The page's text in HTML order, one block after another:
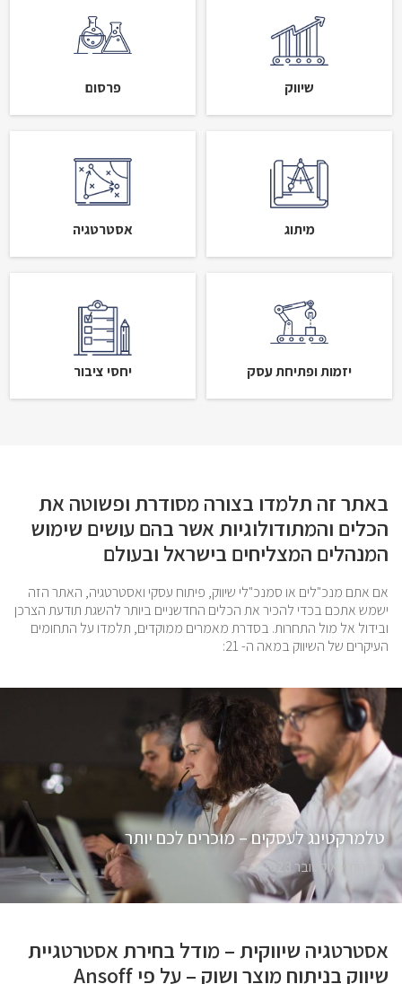
פרסום שיווק
אסטרטגיה מיתוג
יחסי ציבור יזמות ופתיחת עסק
באתר זה תלמדו בצורה מסודרת ופשוטה את
הכלים והמתודולוגיות אשר בהם עושים שימוש
המנהלים המצליחים בישראל ובעולם
אם אתם מנכ"לים או סמנכ"לי שיווק, פיתוח עסקי ואסטרטגיה, האתר הזה
ישמש אתכם בכדי להכיר את הכלים החדשניים ביותר להשגת תודעת הצרכן
ובידול אל מול התחרות. בסדרת מאמרים ממוקדים, תלמדו על התחומים
העיקרים של השיווק במאה ה- 21:
טלמרקטינג לעסקים – מוכרים לכם יותר
מכירות / אוקטובר 2023
אסטרטגיה שיווקית – מודל בחירת אסטרטגיית
שיווק בניתוח מוצר ושוק – על פי Ansoff